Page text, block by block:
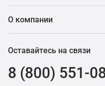
О компании
Оставайтесь на связи
8 (800) 551-